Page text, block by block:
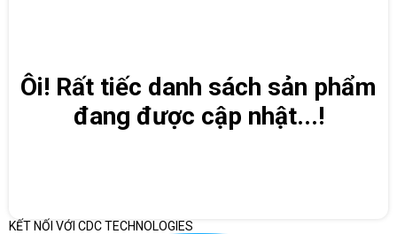
Ôi! Rất tiếc danh sách sản phẩm
đang được cập nhật...!
KẾT NỐI VỚI CDC TECHNOLOGIES